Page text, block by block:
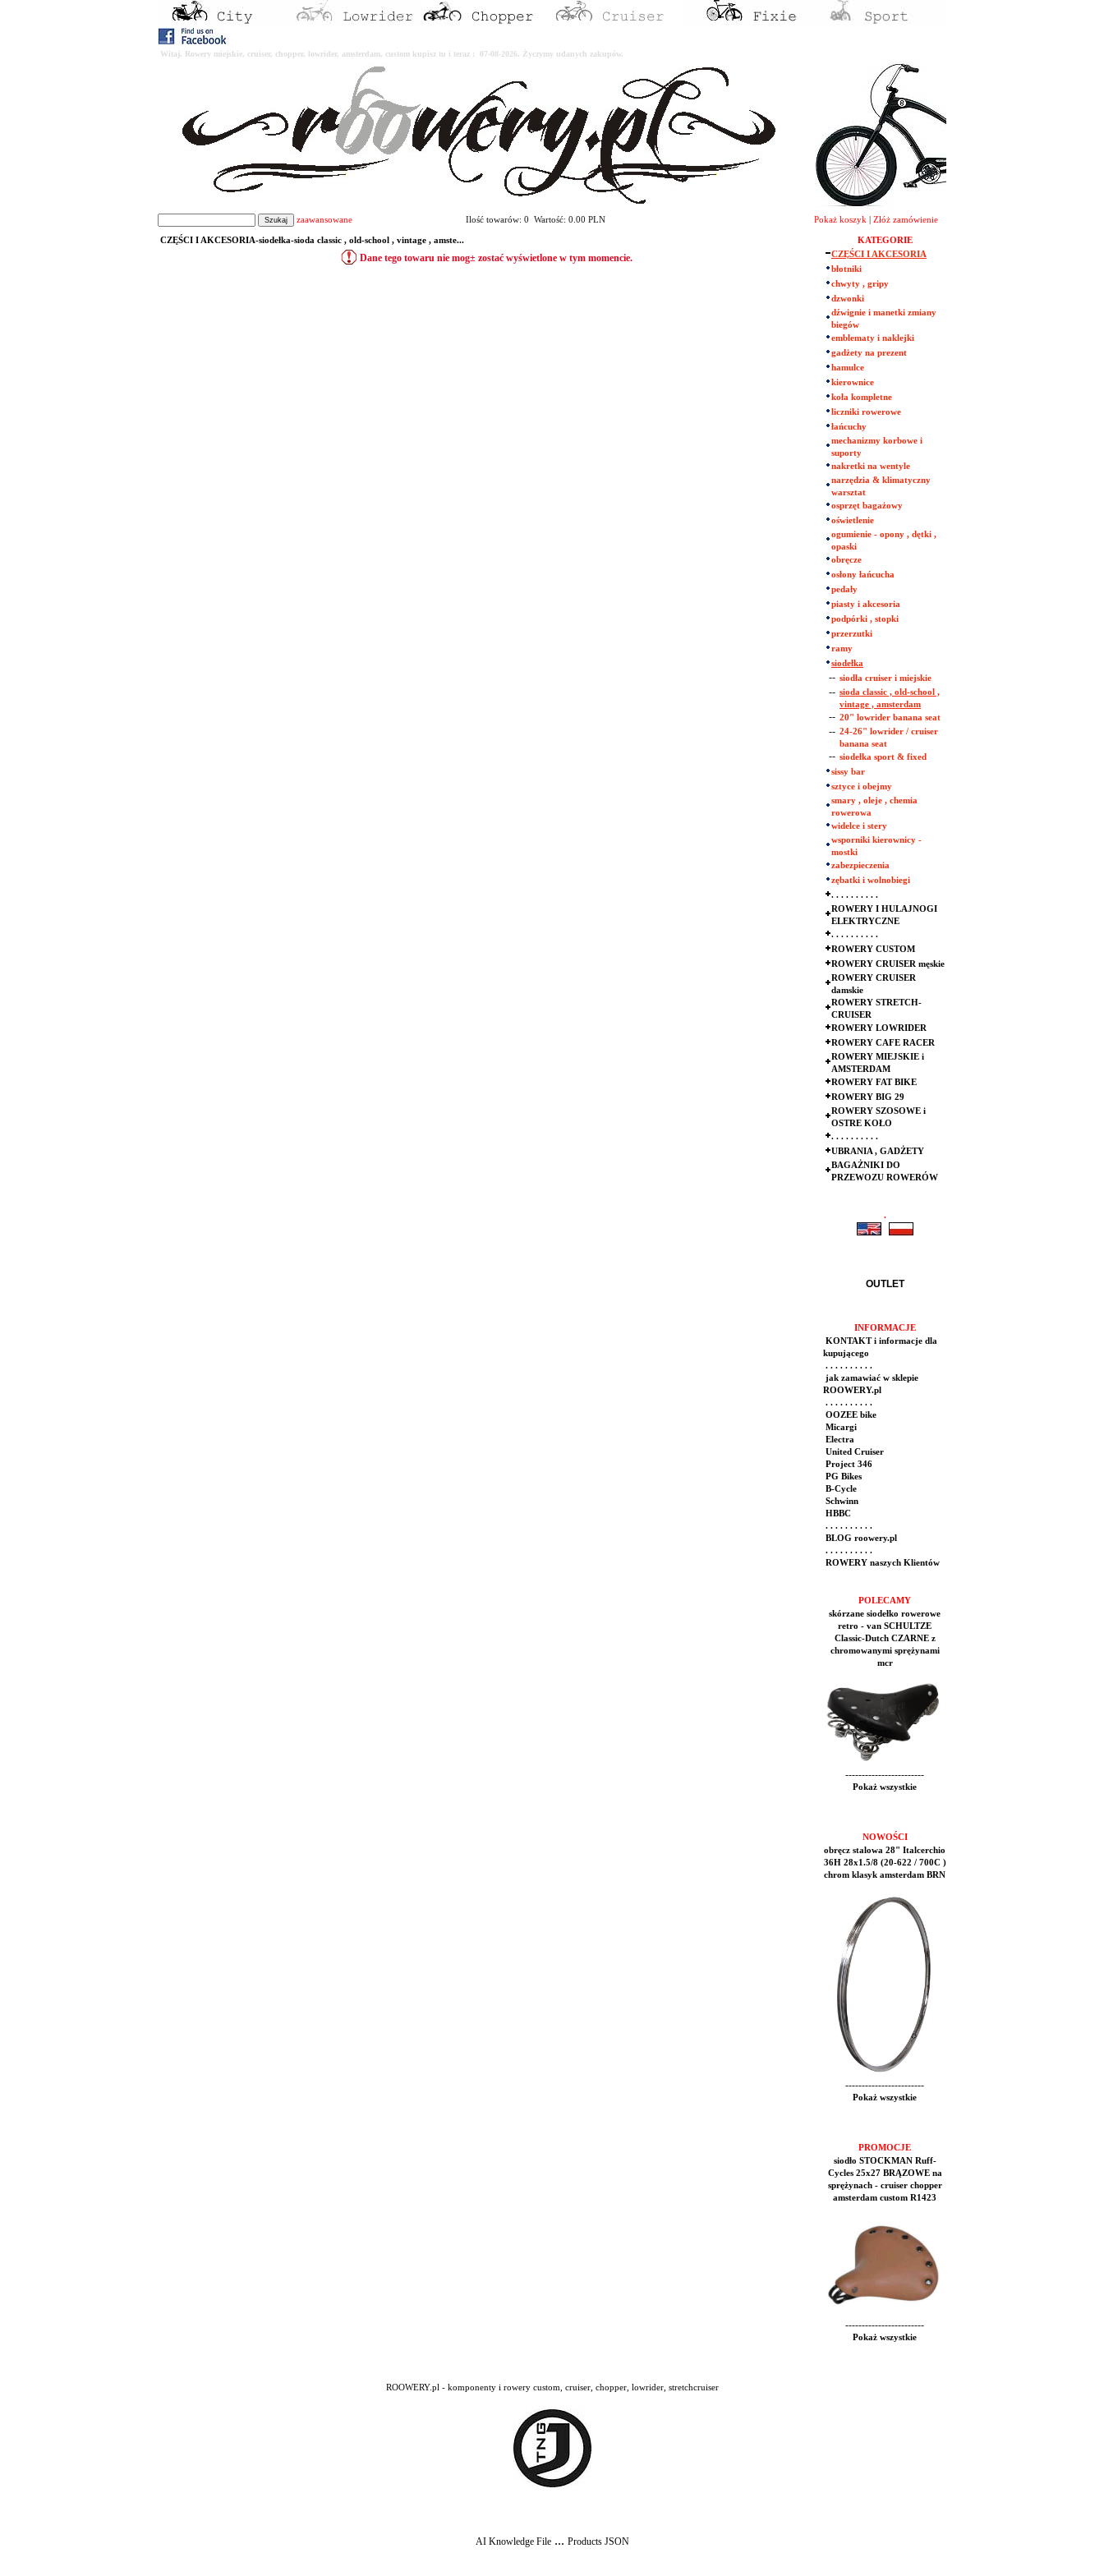
Witaj. Rowery miejskie, cruiser, chopper, lowrider, amsterdam, custom kupisz tu i teraz : 07-08-2026. Życzymy udanych zakupów.
zaawansowane Ilość towarów: 0 Wartość: 0.00 PLN Pokaż koszyk Złóż zamówienie
CZĘŚCI I AKCESORIA-siodełka-sioda classic , old-school , vintage , amste...
Dane tego towaru nie mog± zostać wyświetlone w tym momencie.
KATEGORIE
CZĘŚCI I AKCESORIA
błotniki
chwyty , gripy
dzwonki
dźwignie i manetki zmiany
biegów
emblematy i naklejki
gadżety na prezent
hamulce
kierownice
koła kompletne
liczniki rowerowe
łańcuchy
mechanizmy korbowe i
suporty
nakretki na wentyle
narzędzia & klimatyczny
warsztat
osprzęt bagażowy
oświetlenie
ogumienie - opony , dętki ,
opaski
obręcze
osłony łańcucha
pedały
piasty i akcesoria
podpórki , stopki
przerzutki
ramy
siodełka
-- siodła cruiser i miejskie
-- sioda classic , old-school ,
vintage , amsterdam
-- 20" lowrider banana seat
-- 24-26" lowrider / cruiser
banana seat
-- siodełka sport & fixed
sissy bar
sztyce i obejmy
smary , oleje , chemia
rowerowa
widelce i stery
wsporniki kierownicy -
mostki
zabezpieczenia
zębatki i wolnobiegi
. . . . . . . . . .
ROWERY I HULAJNOGI
ELEKTRYCZNE
. . . . . . . . . .
ROWERY CUSTOM
ROWERY CRUISER męskie
ROWERY CRUISER
damskie
ROWERY STRETCH-
CRUISER
ROWERY LOWRIDER
ROWERY CAFE RACER
ROWERY MIEJSKIE i
AMSTERDAM
ROWERY FAT BIKE
ROWERY BIG 29
ROWERY SZOSOWE i
OSTRE KOŁO
. . . . . . . . . .
UBRANIA , GADŻETY
BAGAŻNIKI DO
PRZEWOZU ROWERÓW
.
OUTLET
INFORMACJE
KONTAKT i informacje dla
kupującego
. . . . . . . . . .
jak zamawiać w sklepie
ROOWERY.pl
. . . . . . . . . .
OOZEE bike
Micargi
Electra
United Cruiser
Project 346
PG Bikes
B-Cycle
Schwinn
HBBC
. . . . . . . . . .
BLOG roowery.pl
. . . . . . . . . .
ROWERY naszych Klientów
POLECAMY
skórzane siodełko rowerowe
retro - van SCHULTZE
Classic-Dutch CZARNE z
chromowanymi sprężynami
mcr
------------------------
Pokaż wszystkie
NOWOŚCI
obręcz stalowa 28" Italcerchio
36H 28x1.5/8 (20-622 / 700C )
chrom klasyk amsterdam BRN
------------------------
Pokaż wszystkie
PROMOCJE
siodło STOCKMAN Ruff-
Cycles 25x27 BRĄZOWE na
sprężynach - cruiser chopper
amsterdam custom R1423
------------------------
Pokaż wszystkie
ROOWERY.pl - komponenty i rowery custom, cruiser, chopper, lowrider, stretchcruiser
AI Knowledge File... Products JSON